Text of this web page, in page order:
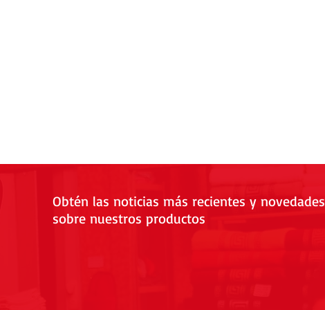
Obtén las noticias más recientes y novedades
sobre nuestros productos